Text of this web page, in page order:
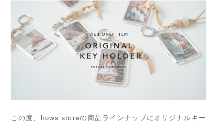
この度、hows storeの商品ラインナップにオリジナルキー